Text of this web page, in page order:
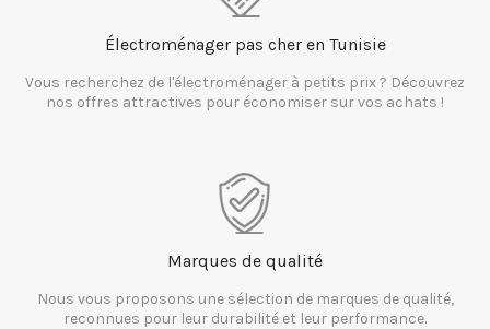
Électroménager pas cher en Tunisie
Vous recherchez de l'électroménager à petits prix ? Découvrez
nos offres attractives pour économiser sur vos achats !
Marques de qualité
Nous vous proposons une sélection de marques de qualité,
reconnues pour leur durabilité et leur performance.